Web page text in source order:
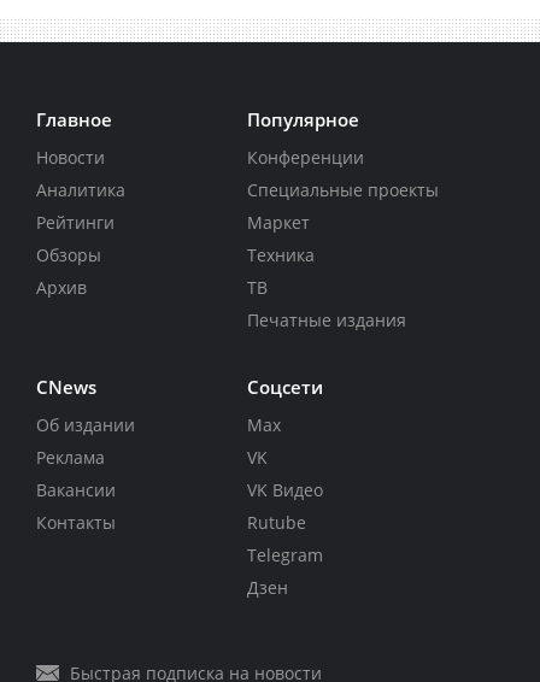
Главное
Новости
Аналитика
Рейтинги
Обзоры
Архив
Популярное
Конференции
Специальные проекты
Маркет
Техника
ТВ
Печатные издания
CNews
Об издании
Реклама
Вакансии
Контакты
Соцсети
Max
VK
VK Видео
Rutube
Telegram
Дзен
Быстрая подписка на новости